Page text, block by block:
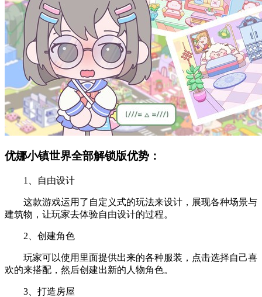
优娜小镇世界全部解锁版优势：
1、自由设计
这款游戏运用了自定义式的玩法来设计，展现各种场景与
建筑物，让玩家去体验自由设计的过程。
2、创建角色
玩家可以使用里面提供出来的各种服装，点击选择自己喜
欢的来搭配，然后创建出新的人物角色。
3、打造房屋